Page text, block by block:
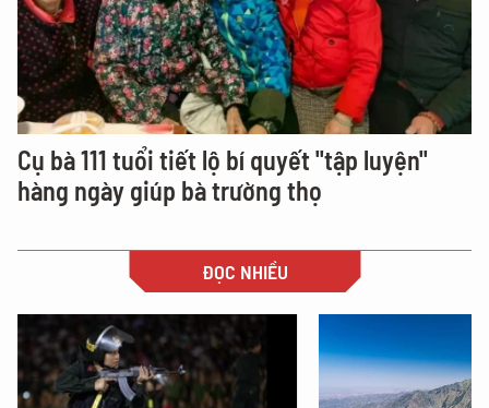
Cụ bà 111 tuổi tiết lộ bí quyết "tập luyện"
hàng ngày giúp bà trường thọ
ĐỌC NHIỀU